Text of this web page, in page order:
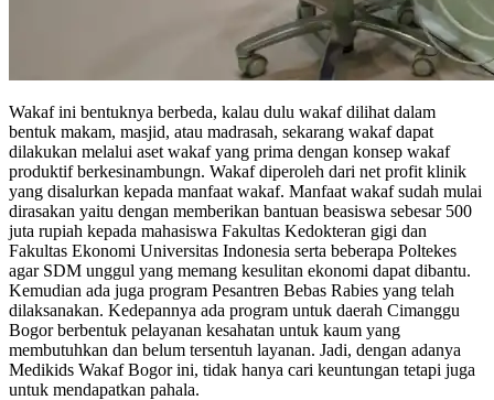
Wakaf ini bentuknya berbeda, kalau dulu wakaf dilihat dalam
bentuk makam, masjid, atau madrasah, sekarang wakaf dapat
dilakukan melalui aset wakaf yang prima dengan konsep wakaf
produktif berkesinambungn. Wakaf diperoleh dari net profit klinik
yang disalurkan kepada manfaat wakaf. Manfaat wakaf sudah mulai
dirasakan yaitu dengan memberikan bantuan beasiswa sebesar 500
juta rupiah kepada mahasiswa Fakultas Kedokteran gigi dan
Fakultas Ekonomi Universitas Indonesia serta beberapa Poltekes
agar SDM unggul yang memang kesulitan ekonomi dapat dibantu.
Kemudian ada juga program Pesantren Bebas Rabies yang telah
dilaksanakan. Kedepannya ada program untuk daerah Cimanggu
Bogor berbentuk pelayanan kesahatan untuk kaum yang
membutuhkan dan belum tersentuh layanan. Jadi, dengan adanya
Medikids Wakaf Bogor ini, tidak hanya cari keuntungan tetapi juga
untuk mendapatkan pahala.